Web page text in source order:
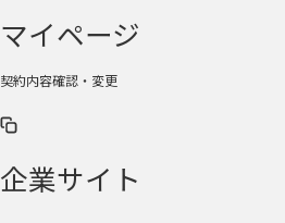
マイページ
契約内容確認・変更
企業サイト